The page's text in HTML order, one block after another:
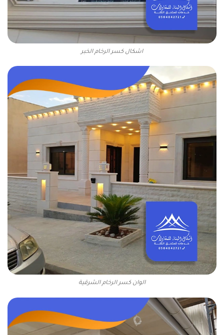
اشكال كسر الرخام الخبر
الوان كسر الرخام الشرقية